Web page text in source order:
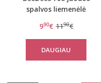
spalvos liemenėlė
990€ 1190€
DAUGIAU